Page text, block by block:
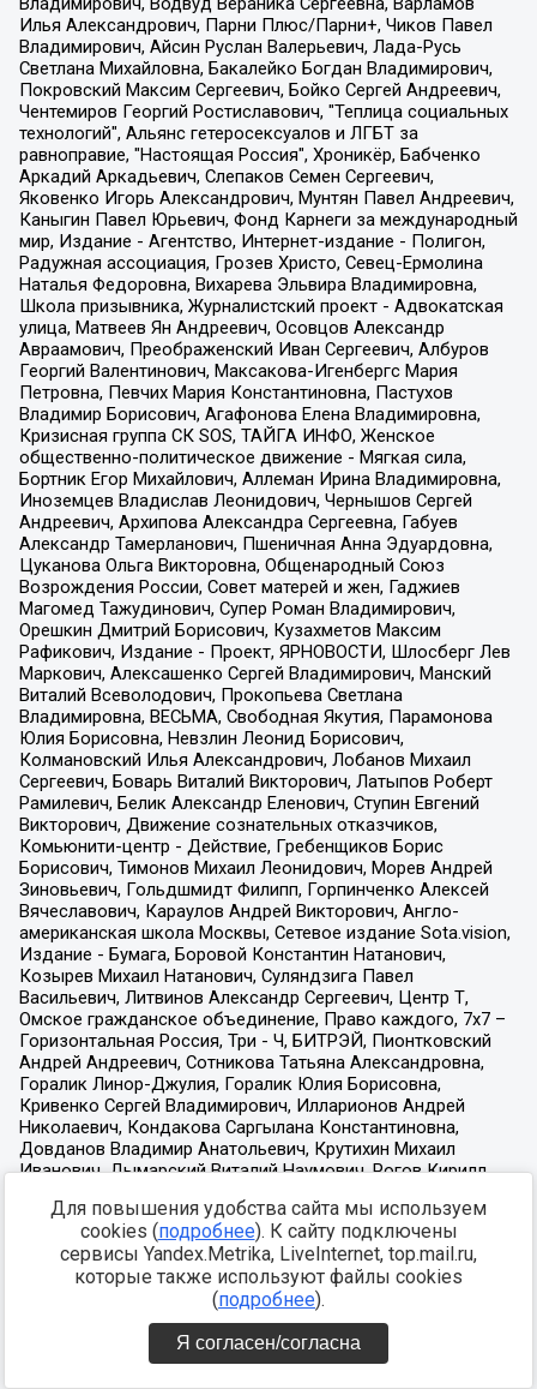
Для повышения удобства сайта мы используем
cookies (подробнее). К сайту подключены
сервисы Yandex.Metrika, LiveInternet, top.mail.ru,
которые также используют файлы cookies
(подробнее).
Я согласен/согласна